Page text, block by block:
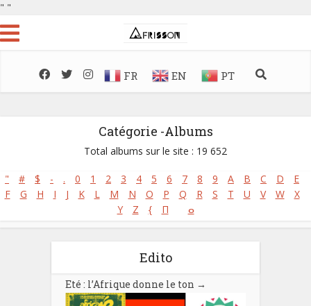
" "
FR EN PT
Catégorie -Albums
Total albums sur le site : 19 652
" # $ - . 0 1 2 3 4 5 6 7 8 9 A B C D
E
F
G H I J K L M N O P Q R S T U V W
X
Y
Z { Π ⴰ
Edito
Eté : l’Afrique donne le ton →